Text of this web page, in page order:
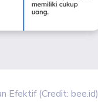
Efektif (Credit: bee.id)